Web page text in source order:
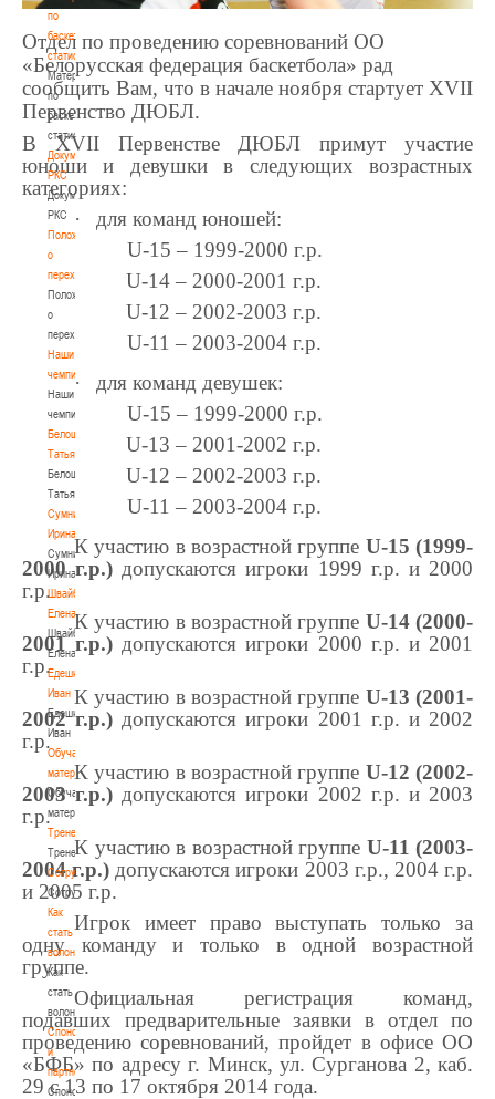
по
баскетбольной
статистике
Материалы
по
баскетбольной
статистике
Документы
РКС
Документы
РКС
Положение
о
переходах
Положение
о
переходах
Наши
чемпионы
Наши
чемпионы
Белошапко
Татьяна
Белошапко
Татьяна
Сумникова
Ирина
Сумникова
Ирина
Швайбович
Елена
Швайбович
Елена
Едешко
Иван
Едешко
Иван
Обучающие
материалы
Обучающие
материалы
Тренерам
Тренерам
Сотрудничество
Сотрудничество
Как
стать
волонтером
Как
стать
волонтером
Спонсоры
и
партнеры
Спонсоры
Отдел по проведению соревнований ОО
«Белорусская федерация баскетбола» рад
сообщить Вам, что в начале ноября стартует XVII
Первенство ДЮБЛ.
ВXVIIПервенстве ДЮБЛ примут участие
юноши и девушки в следующих возрастных
категориях:
·
для команд юношей:
U-15 – 1999-2000 г.р.
U-14 – 2000-2001 г.р.
U-12 – 2002-2003 г.р.
U-11 – 2003-2004 г.р.
·
для команд девушек:
U-15 – 1999-2000 г.р.
U-13 – 2001-2002 г.р.
U-12 – 2002-2003 г.р.
U-11 – 2003-2004 г.р.
К участию в возрастной группе U-15 (1999-
2000 г.р.) допускаются игроки 1999 г.р. и 2000
г.р.
К участию в возрастной группе U-14 (2000-
2001 г.р.) допускаются игроки 2000 г.р. и 2001
г.р.
К участию в возрастной группе U-13 (2001-
2002 г.р.) допускаются игроки 2001 г.р. и 2002
г.р.
К участию в возрастной группе U-12 (2002-
2003 г.р.) допускаются игроки 2002 г.р. и 2003
г.р.
К участию в возрастной группе U-11 (2003-
2004 г.р.) допускаются игроки 2003 г.р., 2004 г.р.
и 2005 г.р.
Игрок имеет право выступать только за
одну команду и только в одной возрастной
группе.
Официальная регистрация команд,
подавших предварительные заявки в отдел по
проведению соревнований, пройдет в офисе ОО
«БФБ» по адресу г. Минск, ул. Сурганова 2, каб.
29 с 13 по 17 октября 2014 года.